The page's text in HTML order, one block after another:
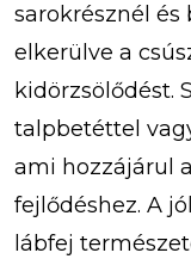
sarokrésznél
elkerülve a
kidörzsölődést.
talpbetéttel
ami hozzájárul
fejlődéshez. A
lábfej